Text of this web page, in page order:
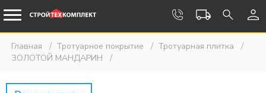
Главная Тротуарное покрытие
Тротуарная плитка
ЗОЛОТОЙ МАНДАРИН